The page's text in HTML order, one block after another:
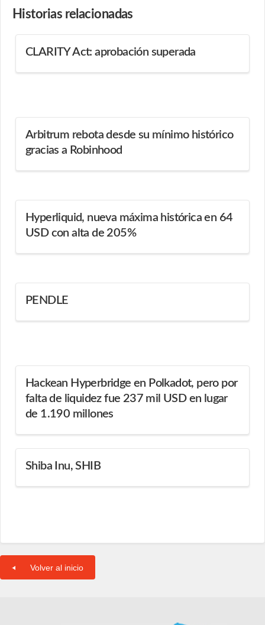
Historias relacionadas
CLARITY Act: aprobación superada
Arbitrum rebota desde su mínimo histórico
gracias a Robinhood
Hyperliquid, nueva máxima histórica en 64
USD con alta de 205%
PENDLE
Hackean Hyperbridge en Polkadot, pero por
falta de liquidez fue 237 mil USD en lugar
de 1.190 millones
Shiba Inu, SHIB
Volver al inicio